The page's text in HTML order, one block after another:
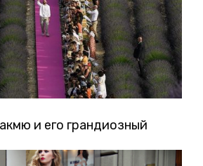
и его грандиозный